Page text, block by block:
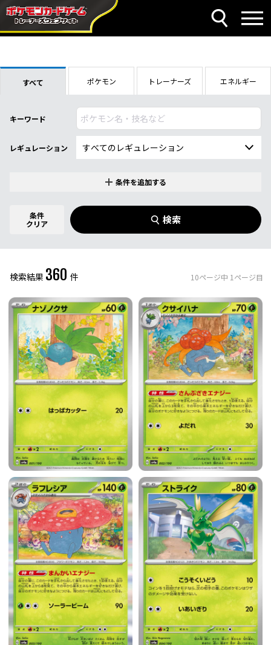
すべて ポケモン トレーナーズ エネルギー
キーワード
レギュレーション
商品名
ハイクラスパック「シャイニートレジャ
ーex」
ミラー仕様のカード 0 件選択中
条件を追加する
条件
クリア
検索
検索結果 360 件 10ページ中 1 ページ目